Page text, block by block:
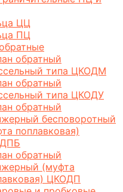
ЦЦ
ПЦ
обратный
типа ЦКОДМ
обратный
типа ЦКОДУ
обратный
бесповоротный
поплавковая)
обратный
(муфта
ЦКОДП